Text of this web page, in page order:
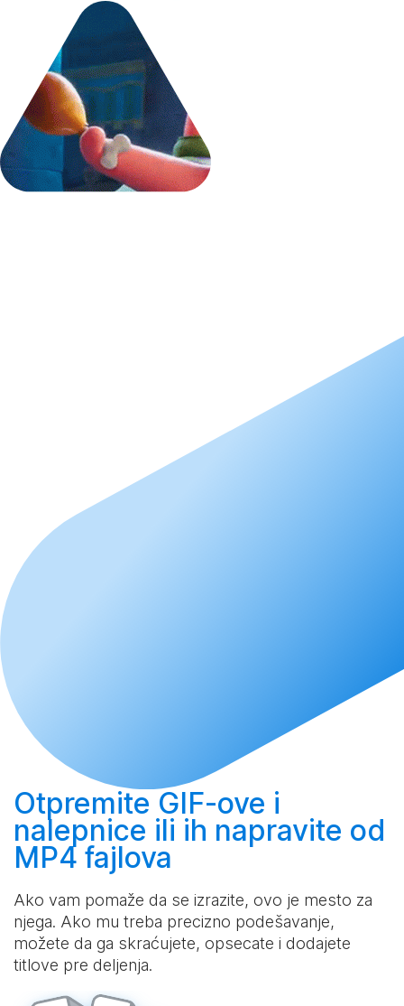
Otpremite GIF-ove i
nalepnice ili ih napravite od
MP4 fajlova
Ako vam pomaže da se izrazite, ovo je mesto za
njega. Ako mu treba precizno podešavanje,
možete da ga skraćujete, opsecate i dodajete
titlove pre deljenja.